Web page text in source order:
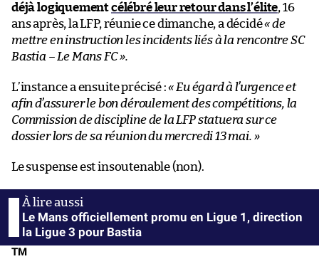
déjà logiquementcélébré leur retour dans l’élite, 16
ans après, la LFP, réunie ce dimanche, a décidé« de
mettre en instruction les incidents liés à la rencontre SC
Bastia – Le Mans FC ».
L’instance a ensuite précisé :« Eu égard à l’urgence et
afin d’assurer le bon déroulement des compétitions, la
Commission de discipline de la LFP statuera sur ce
dossier lors de sa réunion du mercredi 13 mai. »
Le suspense est insoutenable (non).
Le Mans officiellement promu en Ligue 1, direction
la Ligue 3 pour Bastia
TM